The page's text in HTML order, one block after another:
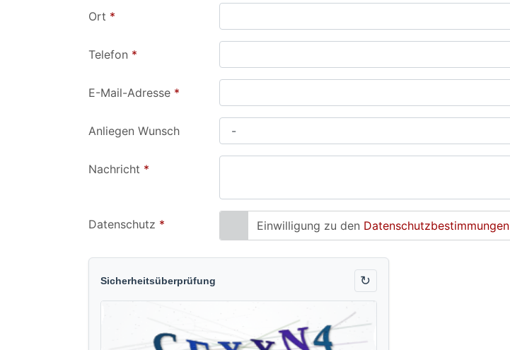
Ort *
Telefon *
E-Mail-Adresse *
Anliegen Wunsch
Nachricht *
Datenschutz * Einwilligung zu den Datenschutzbestimmungen
Sicherheitsüberprüfung ↻